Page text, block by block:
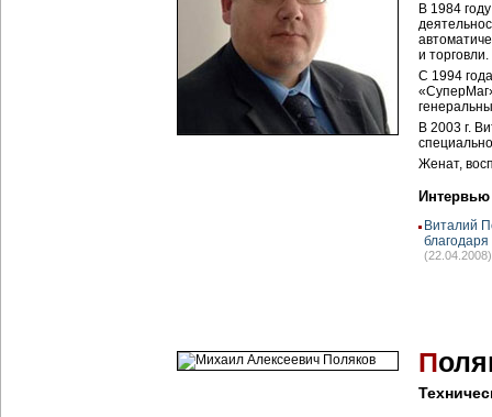
В 1984
и торговли.
C 1994
В 2003 г.
Женат,
Интервью
Виталий
благодаря
(22.04.2008)
П